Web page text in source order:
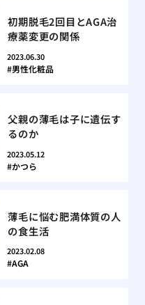
初期脱毛2回目とAGA治
療薬変更の関係
2023.06.30
男性化粧品
父親の薄毛は子に遺伝す
るのか
2023.05.12
かつら
薄毛に悩む肥満体質の人
の食生活
2023.02.08
AGA